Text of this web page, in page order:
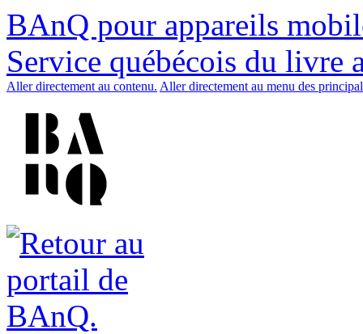
BAnQ pour appareils
Service québécois du livre
Aller directement au contenu. Aller directement au menu des